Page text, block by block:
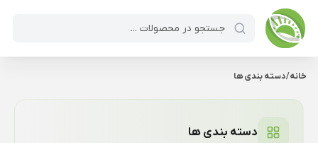
خانه/دسته بندی ها
دسته بندی ها